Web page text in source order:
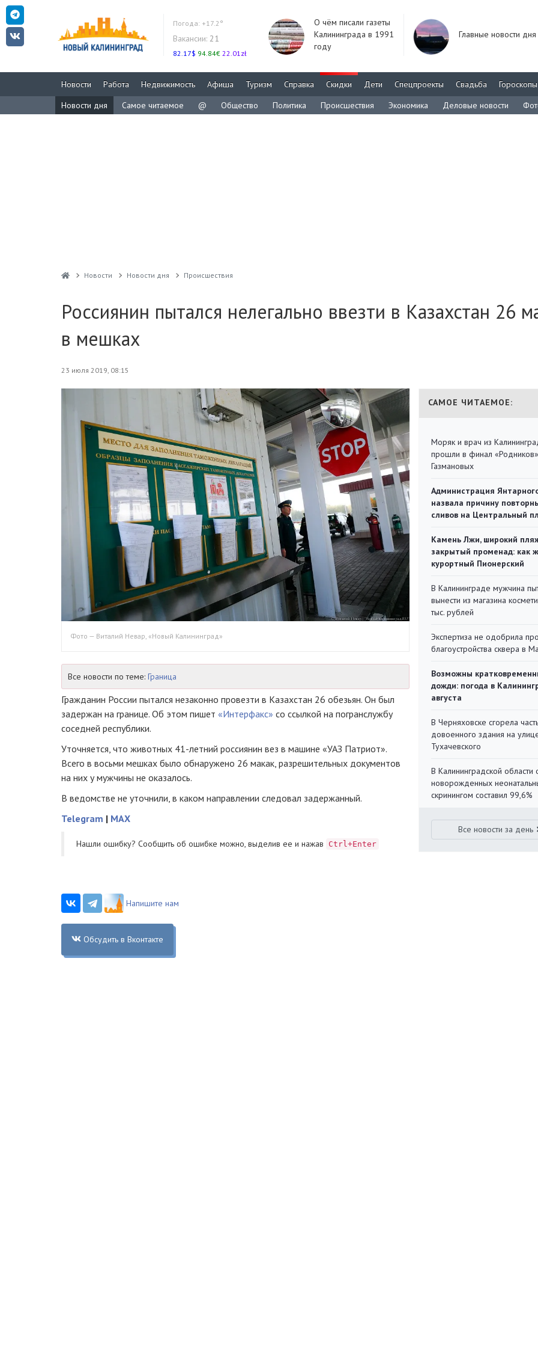
Погода: +17.2°
Вакансии: 21
82.17$ 94.84€ 22.01zł
О чём писали газеты
Калининграда в 1991
году
Главные новости дня
Новости Работа Недвижимость Афиша Туризм Справка Скидки Дети Спецпроекты Свадьба
Гороскопы
Новости дня
Самое читаемое @ Общество Политика Происшествия Экономика Деловые новости
Новости Новости дня Проиcшествия
Россиянин пытался нелегально ввезти в Казахстан 26
в мешках
23 июля 2019, 08:15
Фото — Виталий Невар, «Новый Калининград»
Все новости по теме: Граница
Гражданин России пытался незаконно провезти в Казахстан 26 обезьян. Он был
задержан на границе. Об этом пишет «Интерфакс» со ссылкой на погранслужбу
соседней республики.
Уточняется, что животных 41-летний россиянин вез в машине «УАЗ Патриот».
Всего в восьми мешках было обнаружено 26 макак, разрешительных документов
на них у мужчины не оказалось.
В ведомстве не уточнили, в каком направлении следовал задержанный.
Telegram | MAX
Нашли ошибку? Cообщить об ошибке можно, выделив ее и нажав Ctrl+Enter
Напишите нам
Обсудить в Вконтакте
САМОЕ ЧИТАЕМОЕ:
Моряк и врач из
прошли в финал «Родников»
Газмановых
Администрация
назвала причину
сливов на Центральный
Камень Лжи, широкий
закрытый променад: как
курортный Пионерский
В Калининграде мужчина
вынести из магазина
тыс. рублей
Экспертиза не одобрила
благоустройства сквера в
Возможны
дожди: погода в
августа
В Черняховске сгорела
довоенного здания на
Тухачевского
В Калининградской области
новорожденных
скринингом составил 99,6%
Все новости за день